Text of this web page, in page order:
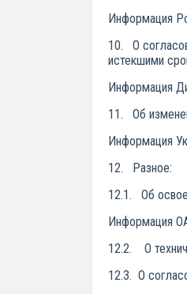
Информация
10. О
истекшими
Информация
11. Об
Информация
12. Разное:
12.1. Об
Информация
12.2. О
12.3. О